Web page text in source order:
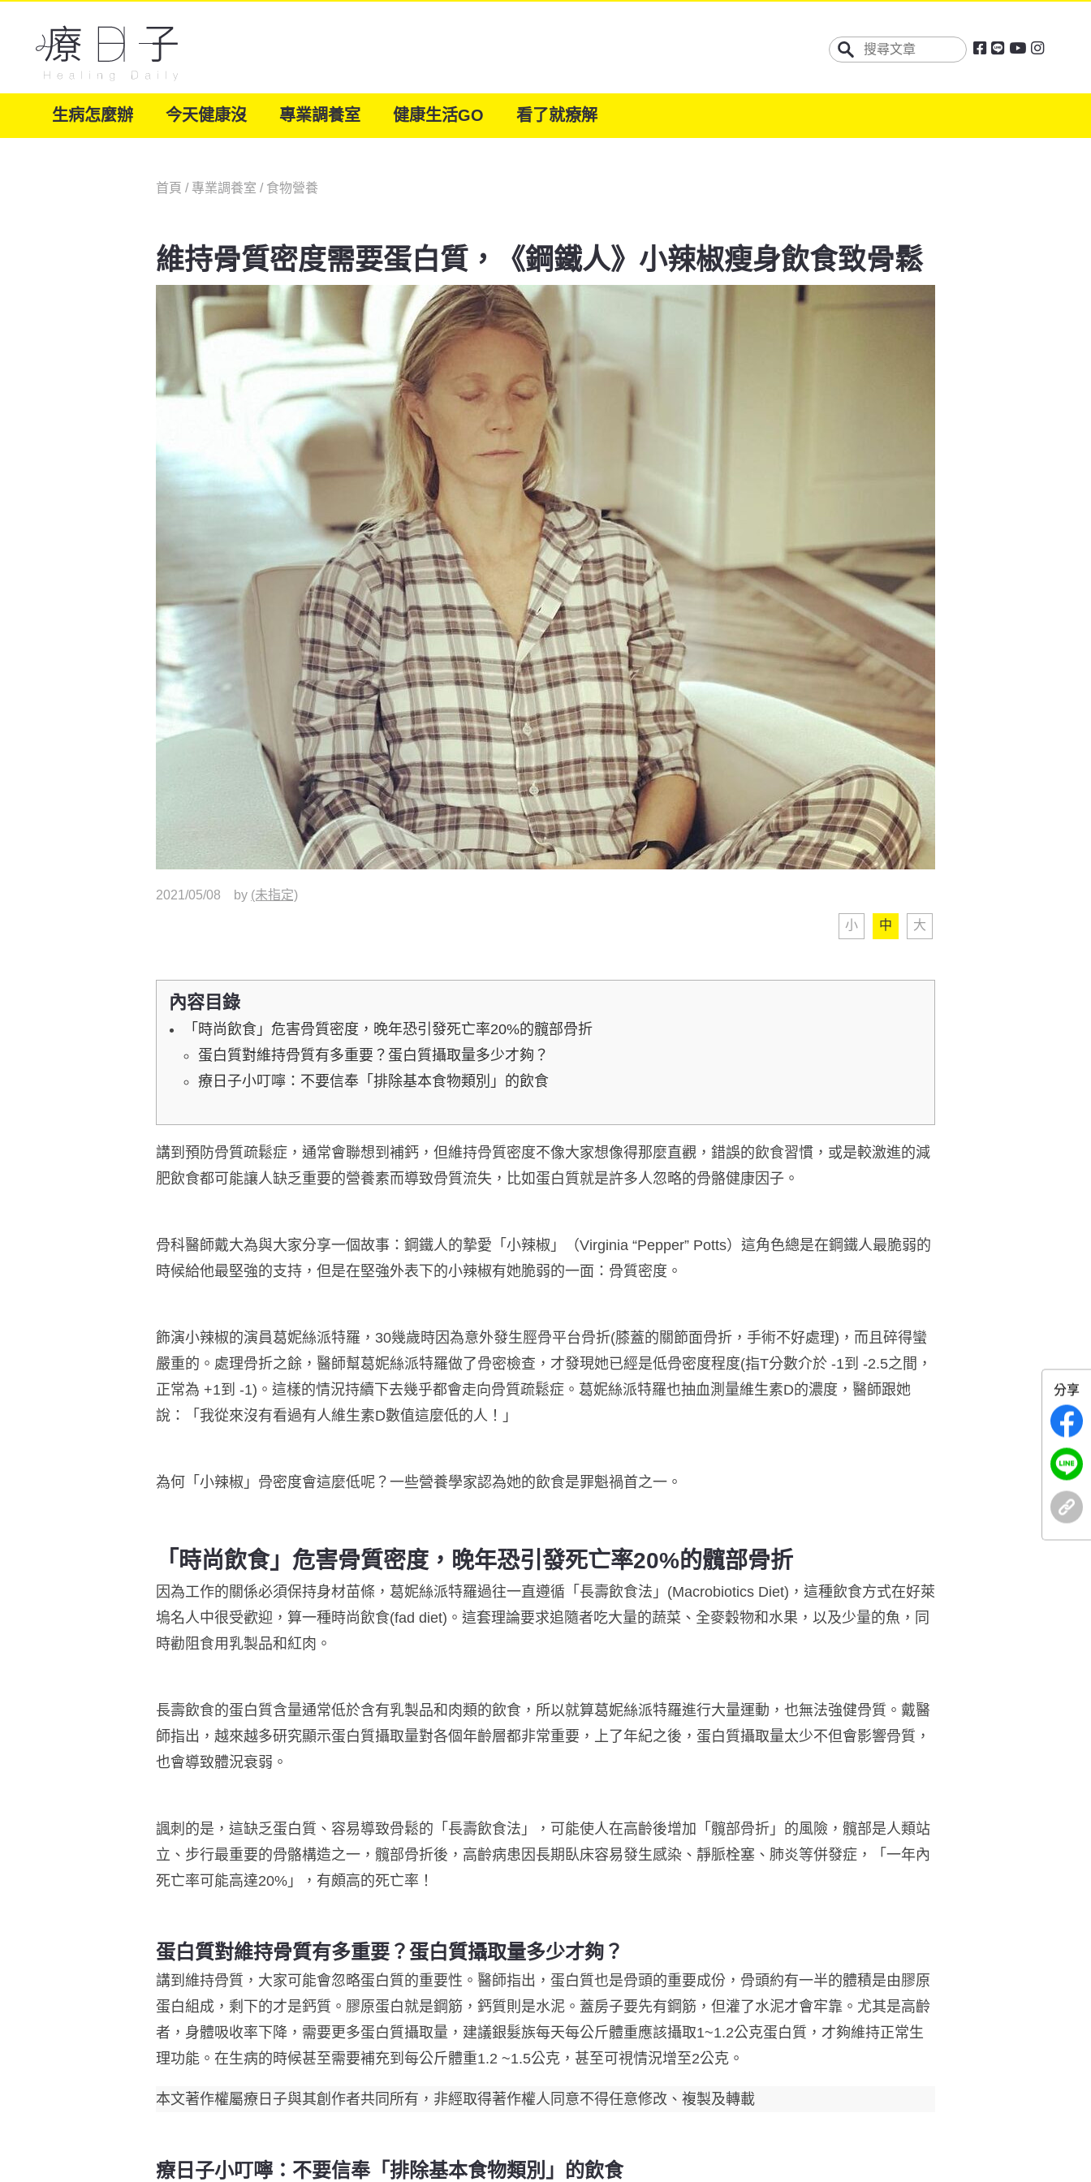
生病怎麼辦 今天健康沒 專業調養室 健康生活GO 看了就療解
首頁 /專業調養室 / 食物營養
維持骨質密度需要蛋白質，《鋼鐵人》小辣椒瘦身飲食致骨鬆
2021/05/08 by (未指定)
小 中 大
內容目錄
「時尚飲食」危害骨質密度，晚年恐引發死亡率20%的髖部骨折
蛋白質對維持骨質有多重要？蛋白質攝取量多少才夠？
療日子小叮嚀：不要信奉「排除基本食物類別」的飲食
講到預防骨質疏鬆症，通常會聯想到補鈣，但維持骨質密度不像大家想像得那麼直觀，錯誤的飲食習慣，或是較激進的減
肥飲食都可能讓人缺乏重要的營養素而導致骨質流失，比如蛋白質就是許多人忽略的骨骼健康因子。
骨科醫師戴大為與大家分享一個故事：鋼鐵人的摯愛「小辣椒」（Virginia “Pepper” Potts）這角色總是在鋼鐵人最脆弱的
時候給他最堅強的支持，但是在堅強外表下的小辣椒有她脆弱的一面：骨質密度。
飾演小辣椒的演員葛妮絲派特羅，30幾歲時因為意外發生脛骨平台骨折(膝蓋的關節面骨折，手術不好處理)，而且碎得蠻
嚴重的。處理骨折之餘，醫師幫葛妮絲派特羅做了骨密檢查，才發現她已經是低骨密度程度(指T分數介於 -1到 -2.5之間，
正常為 +1到 -1)。這樣的情況持續下去幾乎都會走向骨質疏鬆症。葛妮絲派特羅也抽血測量維生素D的濃度，醫師跟她
說：「我從來沒有看過有人維生素D數值這麼低的人！」
為何「小辣椒」骨密度會這麼低呢？一些營養學家認為她的飲食是罪魁禍首之一。
「時尚飲食」危害骨質密度，晚年恐引發死亡率20%的髖部骨折
因為工作的關係必須保持身材苗條，葛妮絲派特羅過往一直遵循「長壽飲食法」(Macrobiotics Diet)，這種飲食方式在好萊
塢名人中很受歡迎，算一種時尚飲食(fad diet)。這套理論要求追隨者吃大量的蔬菜、全麥穀物和水果，以及少量的魚，同
時勸阻食用乳製品和紅肉。
長壽飲食的蛋白質含量通常低於含有乳製品和肉類的飲食，所以就算葛妮絲派特羅進行大量運動，也無法強健骨質。戴醫
師指出，越來越多研究顯示蛋白質攝取量對各個年齡層都非常重要，上了年紀之後，蛋白質攝取量太少不但會影響骨質，
也會導致體況衰弱。
諷刺的是，這缺乏蛋白質、容易導致骨鬆的「長壽飲食法」，可能使人在高齡後增加「髖部骨折」的風險，髖部是人類站
立、步行最重要的骨骼構造之一，髖部骨折後，高齡病患因長期臥床容易發生感染、靜脈栓塞、肺炎等併發症，「一年內
死亡率可能高達20%」，有頗高的死亡率！
蛋白質對維持骨質有多重要？蛋白質攝取量多少才夠？
講到維持骨質，大家可能會忽略蛋白質的重要性。醫師指出，蛋白質也是骨頭的重要成份，骨頭約有一半的體積是由膠原
蛋白組成，剩下的才是鈣質。膠原蛋白就是鋼筋，鈣質則是水泥。蓋房子要先有鋼筋，但灌了水泥才會牢靠。尤其是高齡
者，身體吸收率下降，需要更多蛋白質攝取量，建議銀髮族每天每公斤體重應該攝取1~1.2公克蛋白質，才夠維持正常生
理功能。在生病的時候甚至需要補充到每公斤體重1.2 ~1.5公克，甚至可視情況增至2公克。
本文著作權屬療日子與其創作者共同所有，非經取得著作權人同意不得任意修改、複製及轉載
療日子小叮嚀：不要信奉「排除基本食物類別」的飲食
分享